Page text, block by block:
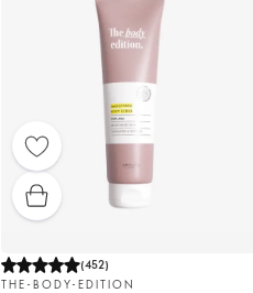
(452)
THE-BODY-EDITION